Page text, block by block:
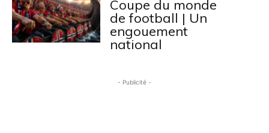
Coupe du monde
de football | Un
engouement
national
- Publicité -